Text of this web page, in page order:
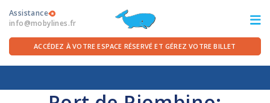
Assistance
info@mobylines.fr
ITA FRA DEU ENG
ACCÉDEZ À VOTRE ESPACE RÉSERVÉ ET GÉREZ VOTRE BILLET
Accueil/Pour le départ/Ports de Continent/Piombino